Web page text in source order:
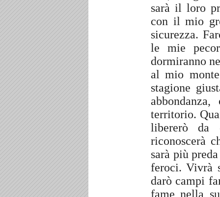
sarà il loro
con il mio
sicurezza.
le mie
dormiranno
al mio
stagione
territorio.
libererò da
riconoscerà
sarà più
feroci. Vivrà
darò campi
fame nella